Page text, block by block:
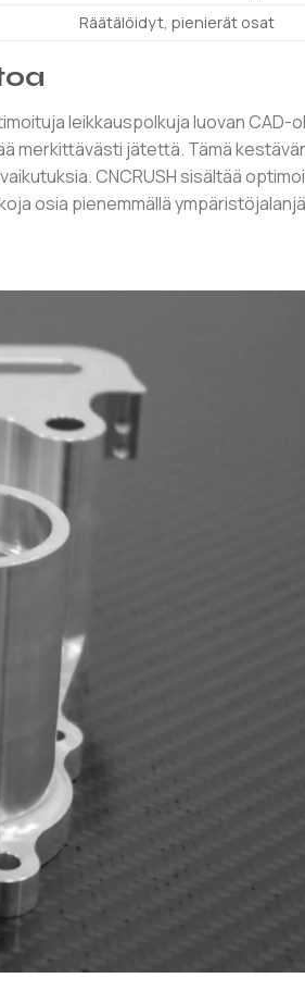
Räätälöidyt, pienierät osat
leikkauspolkuja luovan CAD-
merkittävästi jätettä. Tämä
CNCRUSH sisältää
osia pienemmällä